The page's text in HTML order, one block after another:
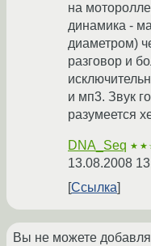
на
динамика -
диаметром)
разговор и
и мп3. Звук
разумеется
DNA_Seq
13.08.2008
Ссылка
Вы не можете